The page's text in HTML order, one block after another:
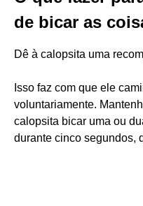
de bicar as
Dê à calopsita uma
Isso faz com que ele
voluntariamente.
calopsita bicar uma ou
durante cinco segundos,